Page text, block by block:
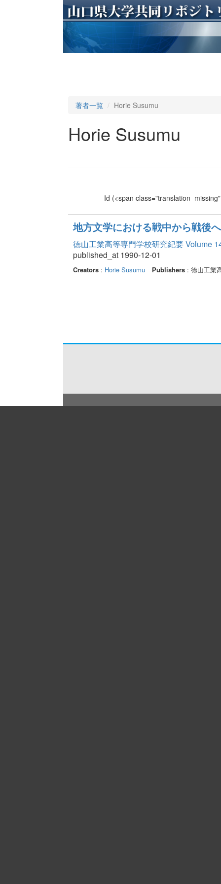
著者一覧 Horie Susumu
Horie Susumu
Id (<span
地方文学における戦中から戦後
徳山工業高等専門学校研究紀要 Volume
published_at 1990-12-01
Creators: Horie Susumu Publishers: 徳山工業